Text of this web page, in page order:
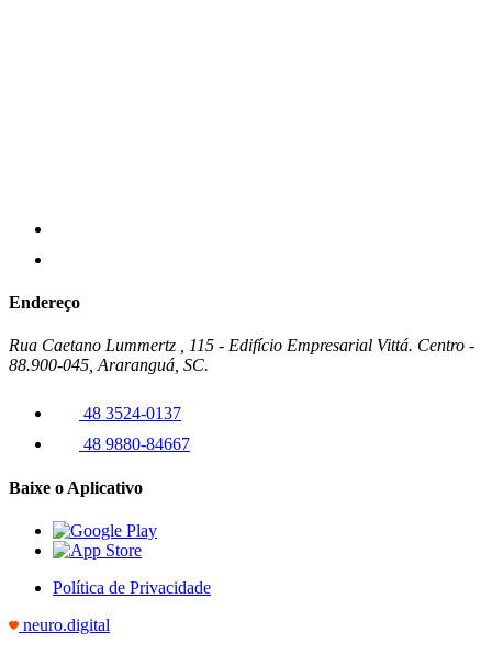
Endereço
Rua Caetano Lummertz , 115 - Edifício Empresarial Vittá. Centro -
88.900-045, Araranguá, SC.
48 3524-0137
48 9880-84667
Baixe o Aplicativo
Política de Privacidade
neuro.digital